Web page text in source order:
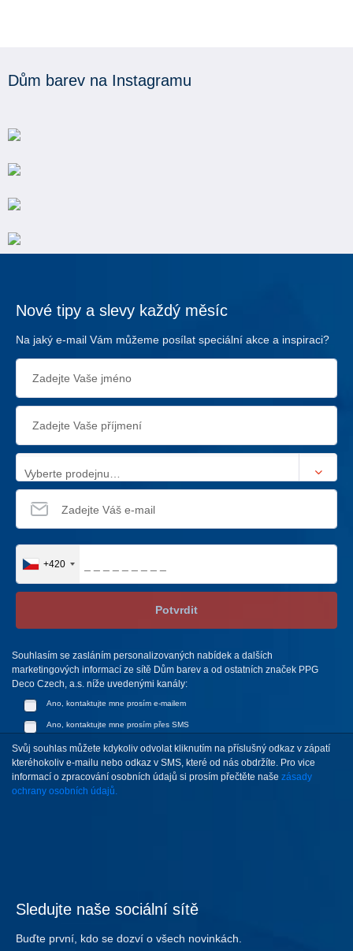
Dům barev na Instagramu
Nové tipy a slevy každý měsíc
Na jaký e-mail Vám můžeme posílat speciální akce a inspiraci?
Vyberte prodejnu…
+420
Potvrdit
Souhlasím se zasláním personalizovaných nabídek a dalších
marketingových informací ze sítě Dům barev a od ostatních značek PPG
Deco Czech, a.s. níže uvedenými kanály:
Ano, kontaktujte mne prosím e-mailem
Ano, kontaktujte mne prosím přes SMS
Svůj souhlas můžete kdykoliv odvolat kliknutím na příslušný odkaz v zápatí
kteréhokoliv e-mailu nebo odkaz v SMS, které od nás obdržíte. Pro vice
informací o zpracování osobních údajů si prosím přečtěte naše zásady
ochrany osobních údajů.
Sledujte naše sociální sítě
Buďte první, kdo se dozví o všech novinkách.